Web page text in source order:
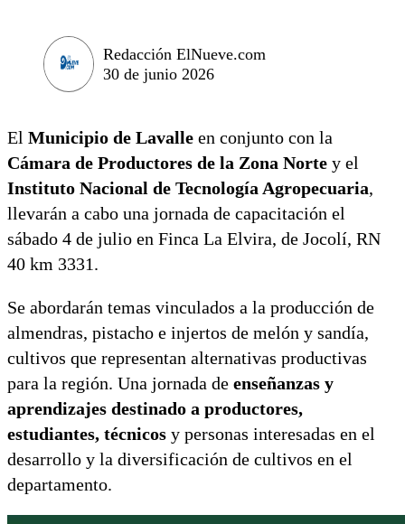
Redacción ElNueve.com
30 de junio 2026
El Municipio de Lavalle en conjunto con la
Cámara de Productores de la Zona Norte y el
Instituto Nacional de Tecnología Agropecuaria,
llevarán a cabo una jornada de capacitación el
sábado 4 de julio en Finca La Elvira, de Jocolí, RN
40 km 3331.
Se abordarán temas vinculados a la producción de
almendras, pistacho e injertos de melón y sandía,
cultivos que representan alternativas productivas
para la región. Una jornada de enseñanzas y
aprendizajes destinado a productores,
estudiantes, técnicos y personas interesadas en el
desarrollo y la diversificación de cultivos en el
departamento.